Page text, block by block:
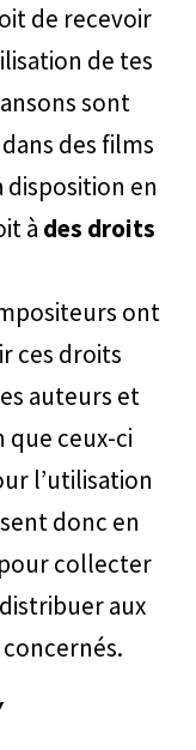
de recevoir
de tes
sont
des films
disposition en
à des droits
ont
ces droits
auteurs et
que ceux-ci
l’utilisation
donc en
collecter
aux